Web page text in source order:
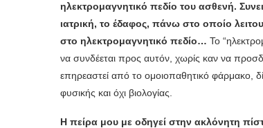
ηλεκτρομαγνητικό πεδίο του ασθενή.
ιατρική, το έδαφος, πάνω στο οποίο
στο ηλεκτρομαγνητικό πεδίο… Το
να συνδέεται προς αυτόν, χωρίς καν να
επηρεαστεί από το ομοιοπαθητικό φάρμακο,
φυσικής και όχι βιολογίας.
Η πείρα μου με οδηγεί στην ακλόνητη